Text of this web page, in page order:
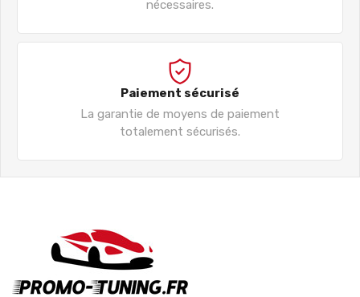
nécessaires.
Paiement sécurisé
La garantie de moyens de paiement
totalement sécurisés.